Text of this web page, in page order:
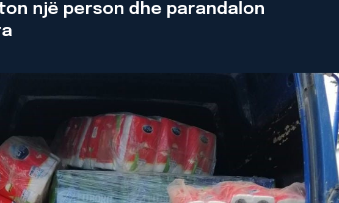
një person dhe parandalon